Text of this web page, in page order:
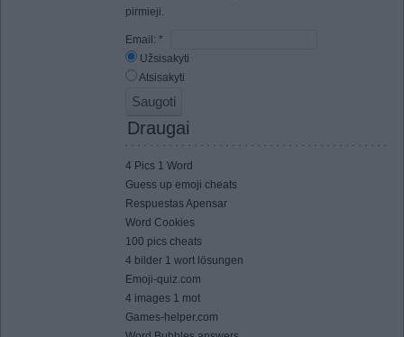
pirmieji.
Email: *
Užsisakyti
Atsisakyti
Draugai
4 Pics 1 Word
Guess up emoji cheats
Respuestas Apensar
Word Cookies
100 pics cheats
4 bilder 1 wort lösungen
Emoji-quiz.com
4 images 1 mot
Games-helper.com